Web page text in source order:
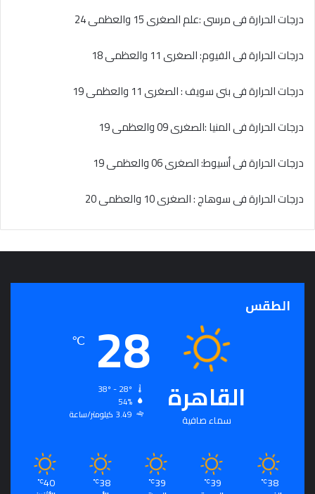
درجات الحرارة فى مرسى :علم الصغرى 15 والعظمى 24
درجات الحرارة فى الفيوم: الصغرى 11 والعظمى 18
درجات الحرارة فى بنى سويف : الصغرى 11 والعظمى 19
درجات الحرارة فى المنيا :الصغرى 09 والعظمى 19
درجات الحرارة فى أسيوط: الصغرى 06 والعظمى 19
درجات الحرارة فى سوهاج : الصغرى 10 والعظمى 20
الطقس
القاهرة
سماء صافية
28
℃
54%
3.49 كيلومتر/ساعة
38
℃
39
℃
39
℃
38
℃
40
℃